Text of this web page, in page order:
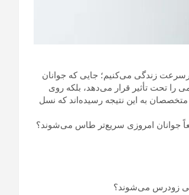
زندگی می‌کنیم؛ جایی که جوانان
را تحت تأثیر قرار می‌دهد، بلکه روی
به این نتیجه رسیده‌اند که نسل
جوانان امروزی سریع‌تر طاس می‌شوند؟
زودرس می‌شوند؟